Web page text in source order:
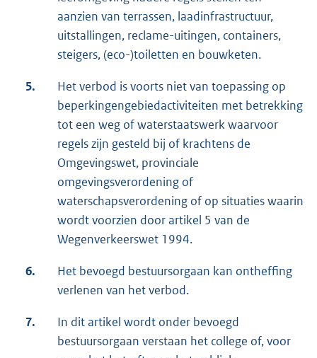
aanzien van terrassen, laadinfrastructuur,
uitstallingen, reclame-uitingen, containers,
steigers, (eco-)toiletten en bouwketen.
5.
Het verbod is voorts niet van toepassing op
beperkingengebiedactiviteiten met betrekking
tot een weg of waterstaatswerk waarvoor
regels zijn gesteld bij of krachtens de
Omgevingswet, provinciale
omgevingsverordening of
waterschapsverordening of op situaties waarin
wordt voorzien door artikel 5 van de
Wegenverkeerswet 1994.
6.
Het bevoegd bestuursorgaan kan ontheffing
verlenen van het verbod.
7.
In dit artikel wordt onder bevoegd
bestuursorgaan verstaan het college of, voor